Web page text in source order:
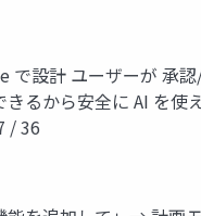
設計 ユーザーが 承
るから安全に AI を
/ 36